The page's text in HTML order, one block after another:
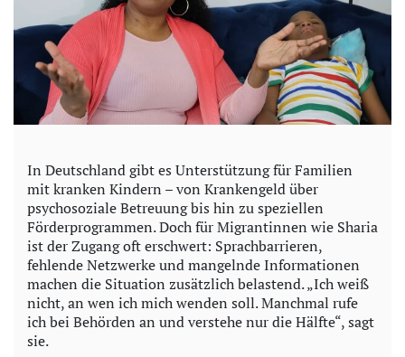
In Deutschland gibt es Unterstützung für Familien
mit kranken Kindern – von Krankengeld über
psychosoziale Betreuung bis hin zu speziellen
Förderprogrammen. Doch für Migrantinnen wie Sharia
ist der Zugang oft erschwert: Sprachbarrieren,
fehlende Netzwerke und mangelnde Informationen
machen die Situation zusätzlich belastend. „Ich weiß
nicht, an wen ich mich wenden soll. Manchmal rufe
ich bei Behörden an und verstehe nur die Hälfte“, sagt
sie.